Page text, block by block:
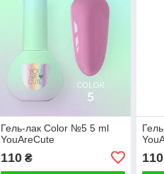
Гель-лак Color №5 5 ml
YouAreCute
110₴ 110